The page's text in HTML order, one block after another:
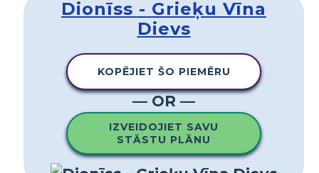
Dionīss - Grieķu Vīna
Dievs
KOPĒJIET ŠO PIEMĒRU
— OR —
IZVEIDOJIET SAVU
STĀSTU PLĀNU